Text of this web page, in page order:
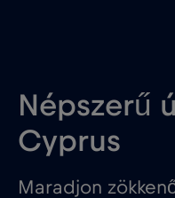
Népszerű
Cyprus
Maradjon